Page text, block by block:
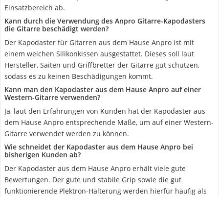
Einsatzbereich ab.
Kann durch die Verwendung des Anpro Gitarre-Kapodasters
die Gitarre beschädigt werden?
Der Kapodaster für Gitarren aus dem Hause Anpro ist mit
einem weichen Silikonkissen ausgestattet. Dieses soll laut
Hersteller, Saiten und Griffbretter der Gitarre gut schützen,
sodass es zu keinen Beschädigungen kommt.
Kann man den Kapodaster aus dem Hause Anpro auf einer
Western-Gitarre verwenden?
Ja, laut den Erfahrungen von Kunden hat der Kapodaster aus
dem Hause Anpro entsprechende Maße, um auf einer Western-
Gitarre verwendet werden zu können.
Wie schneidet der Kapodaster aus dem Hause Anpro bei
bisherigen Kunden ab?
Der Kapodaster aus dem Hause Anpro erhält viele gute
Bewertungen. Der gute und stabile Grip sowie die gut
funktionierende Plektron-Halterung werden hierfür häufig als